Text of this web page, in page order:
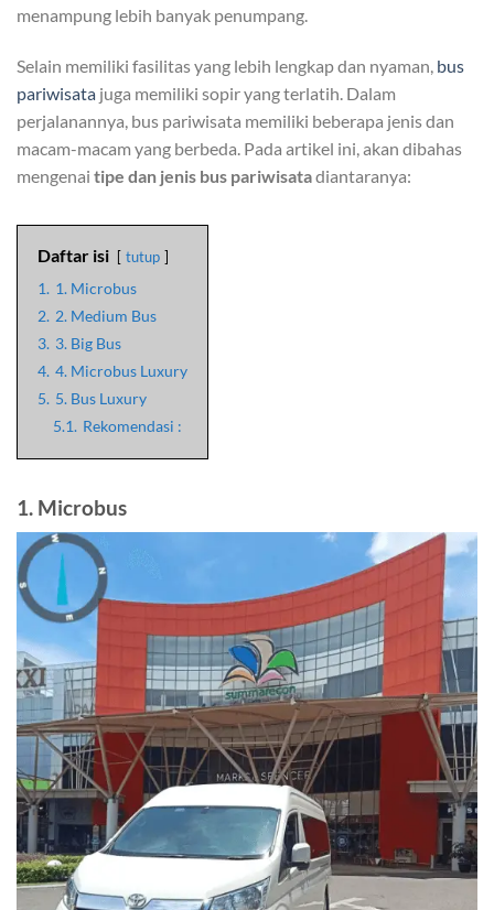
menampung lebih banyak penumpang.
Selain memiliki fasilitas yang lebih lengkap dan nyaman, bus
pariwisata juga memiliki sopir yang terlatih. Dalam
perjalanannya, bus pariwisata memiliki beberapa jenis dan
macam-macam yang berbeda. Pada artikel ini, akan dibahas
mengenai tipe dan jenis bus pariwisatadiantaranya:
Daftar isi tutup
1. 1. Microbus
2. 2. Medium Bus
3. 3. Big Bus
4. 4. Microbus Luxury
5. 5. Bus Luxury
5.1. Rekomendasi :
1. Microbus